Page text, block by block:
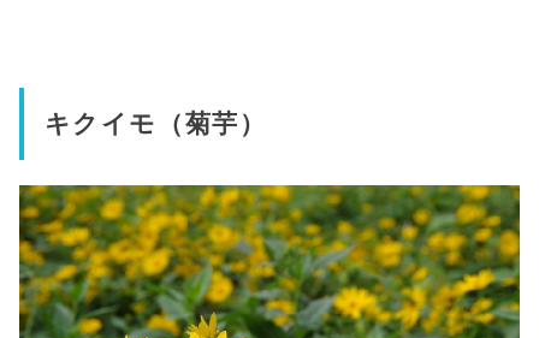
キクイモ（菊芋）